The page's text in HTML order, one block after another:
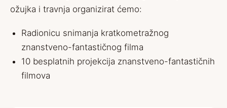
ožujka i travnja organizirat ćemo:
Radionicu snimanja kratkometražnog
znanstveno-fantastičnog filma
10 besplatnih projekcija znanstveno-fantastičnih
filmova